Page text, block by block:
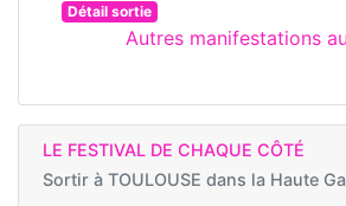
Détail sortie
Autres manifestations
LE FESTIVAL DE CHAQUE CÔTÉ
Sortir à TOULOUSE dans la Haute